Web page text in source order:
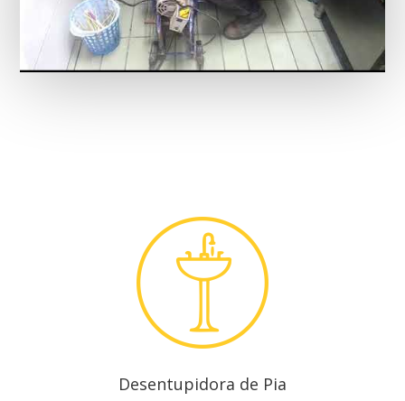
Desentupidora de Pia